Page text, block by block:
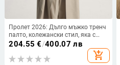
Пролет 2026: Дълго мъжко тренч
палто, колежански стил, яка с
шал, двойно закопчаване,
204.55 €/400.07 лв
add_shopping_cart